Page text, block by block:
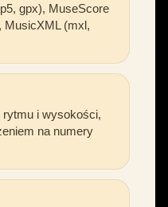
gpx), MuseScore
(mxl,
i wysokości,
na numery